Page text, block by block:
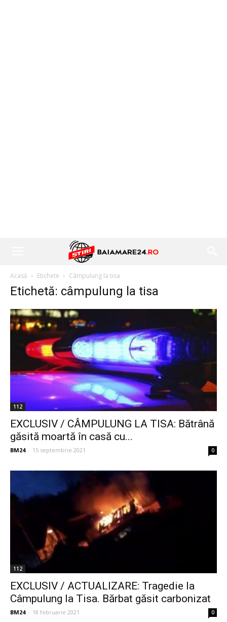
Acasă Etichete Câmpulung la tisa
Etichetă: câmpulung la tisa
112
EXCLUSIV / CÂMPULUNG LA TISA: Bătrână
găsită moartă în casă cu...
BM24 - 15 septembrie 2021 0
112
EXCLUSIV / ACTUALIZARE: Tragedie la
Câmpulung la Tisa. Bărbat găsit carbonizat
BM24 - 18 februarie 2021 0